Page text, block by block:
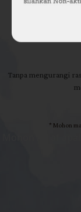
Tanpa mengurangi